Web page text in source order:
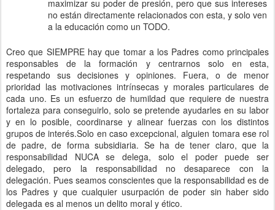
maximizar su poder de presión, pero que sus intereses
no están directamente relacionados con esta, y solo ven
a la educación como un TODO.
Creo que SIEMPRE hay que tomar a los Padres como principales
responsables de la formación y centrarnos solo en esta,
respetando sus decisiones y opiniones. Fuera, o de menor
prioridad las motivaciones intrínsecas y morales particulares de
cada uno. Es un esfuerzo de humildad que requiere de nuestra
fortaleza para conseguirlo, solo se pretende ayudarles en su labor
y en lo posible, coordinarse y alinear fuerzas con los distintos
grupos de interés.Solo en caso excepcional, alguien tomara ese rol
de padre, de forma subsidiaria. Se ha de tener claro, que la
responsabilidad NUCA se delega, solo el poder puede ser
delegado, pero la responsabilidad no desaparece con la
delegación. Pues seamos conscientes que la responsabilidad es de
los Padres y que cualquier usurpación de poder sin haber sido
delegada es al menos un delito moral y ético.